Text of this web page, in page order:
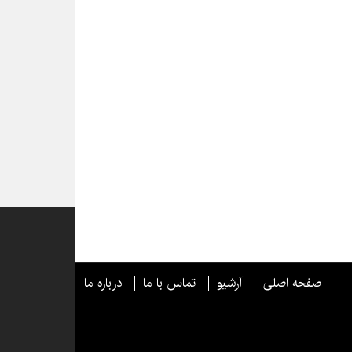
صفحه اصلی آرشیو تماس با ما درباره ما